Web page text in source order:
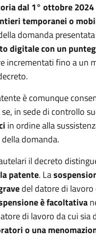
dal 1° ottobre 2024
temporanei o
domanda
digitale con un
incrementati fino a un
è comunque
se, in sede di controllo
in ordine alla
domanda.
il decreto
patente. La
del datore di
è facoltativa
di lavoro da cui sia
o una